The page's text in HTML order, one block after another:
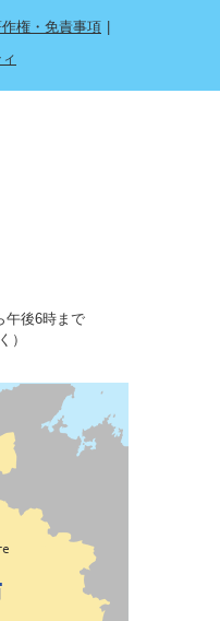
作権・免責事項
午後6時まで
）